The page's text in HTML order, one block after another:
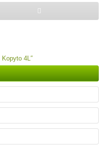
Kopyto 4L″